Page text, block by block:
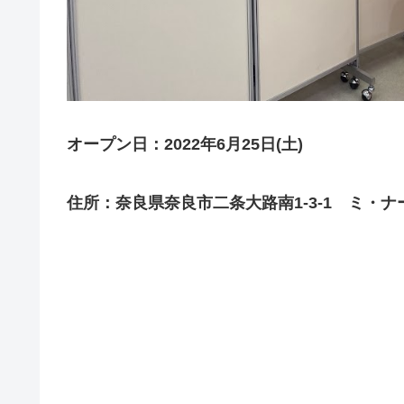
オープン日：2022年6月25日(土)
住所：奈良県奈良市二条大路南1-3-1 ミ・ナ